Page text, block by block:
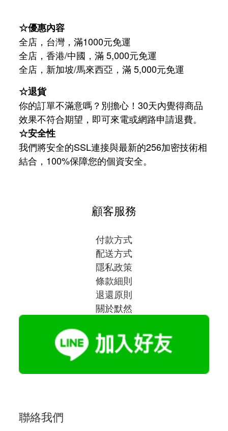
☆優惠內容
全店，台灣，滿1000元免運
全店，香港/中國，滿 5,000元免運
全店，新加坡/馬來西亞，滿 5,000元免運
☆退貨
你的訂單不滿意嗎？別擔心！30天內覺得商品
效果不符合期望，即可來電或網路申請退費。
☆安全性
我們將安全的SSL連接與最新的256加密技術相
結合，100%保障您的個資安全。
顧客服務
付款方式
配送方式
隱私政策
條款細則
退還原則
關於默然
聯絡我們